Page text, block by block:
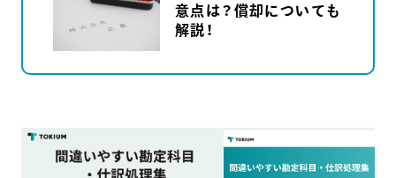
意点は？償却についても
解説！